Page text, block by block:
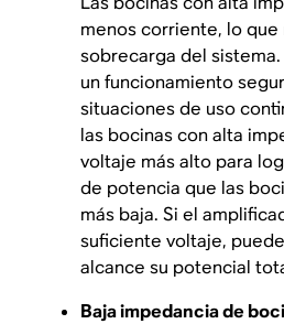
menos corriente, lo
sobrecarga del
un funcionamiento
situaciones de uso
las bocinas con alta
voltaje más alto para
de potencia que las
más baja. Si el
suficiente voltaje,
alcance su potencial
Baja impedancia de